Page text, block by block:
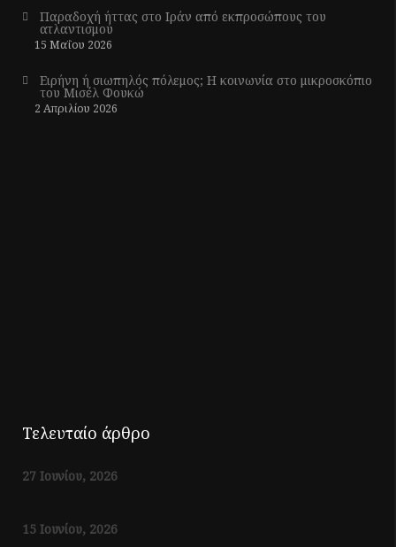
Παραδοχή ήττας στο Ιράν από εκπροσώπους του
ατλαντισμού
15 Μαΐου 2026
Ειρήνη ή σιωπηλός πόλεμος; Η κοινωνία στο μικροσκόπιο
του Μισέλ Φουκώ
2 Απριλίου 2026
Τελευταίο άρθρο
27 Ιουνίου, 2026
15 Ιουνίου, 2026